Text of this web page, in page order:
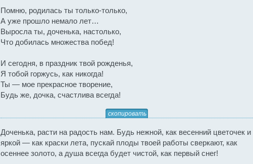
Помню, родилась ты только-только,
А уже прошло немало лет…
Выросла ты, доченька, настолько,
Что добилась множества побед!
И сегодня, в праздник твой рожденья,
Я тобой горжусь, как никогда!
Ты — мое прекрасное творение,
Будь же, дочка, счастлива всегда!
скопировать
Доченька, расти на радость нам. Будь нежной, как весенний цветочек и
яркой — как краски лета, пускай плоды твоей работы сверкают, как
осеннее золото, а душа всегда будет чистой, как первый снег!